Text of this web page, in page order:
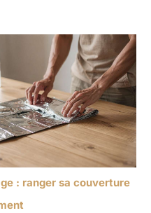
: ranger sa couverture